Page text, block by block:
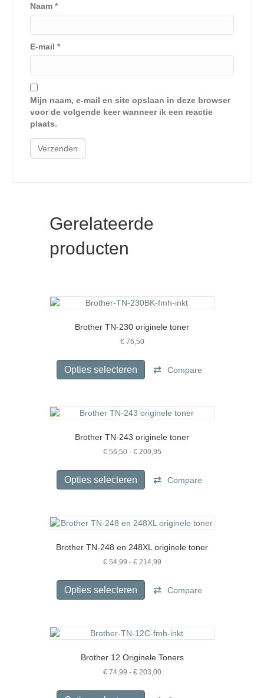
Naam *
E-mail *
Mijn naam, e-mail en site opslaan in deze browser
voor de volgende keer wanneer ik een reactie
plaats.
Gerelateerde
producten
Brother TN-230 originele toner
€76,50
Opties selecteren
product
Deze
kan
gekozen
de
Compare
Brother TN-243 originele toner
€56,50 - €209,95Prijsklasse:
€ 209,95
Opties selecteren
product
Deze
kan
gekozen
de
Compare
Brother TN-248 en 248XL originele toner
€54,99 - €214,99Prijsklasse:
€ 214,99
Opties selecteren
product
Deze
kan
gekozen
Compare
Brother 12 Originele Toners
€74,99 - €203,00Prijsklasse: